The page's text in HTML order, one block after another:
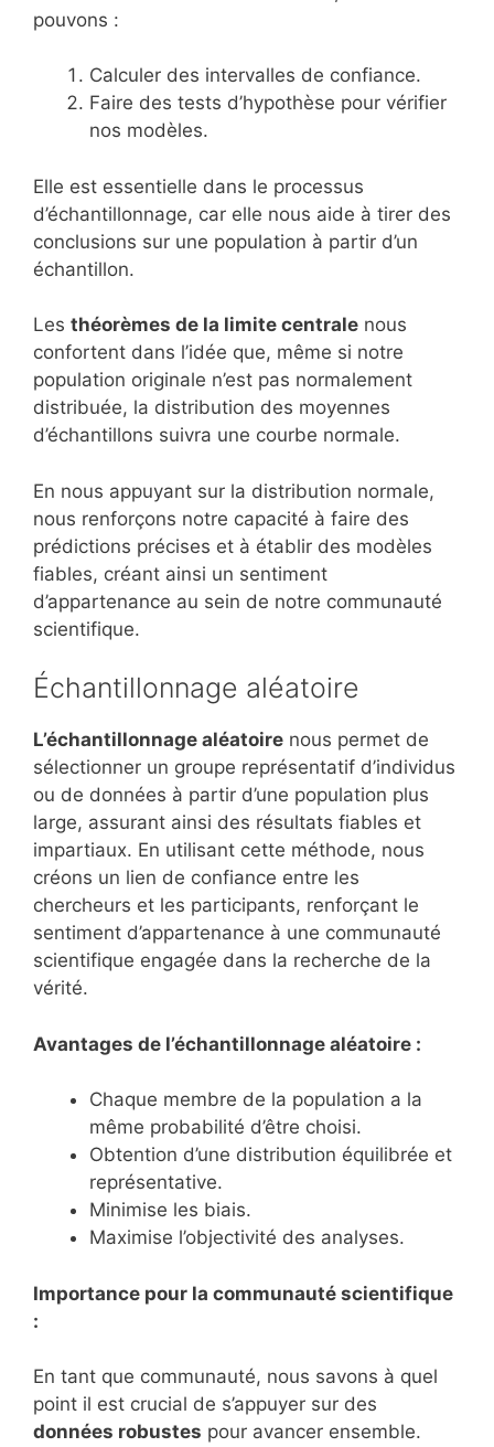
pouvons :
Calculer des intervalles de confiance.
Faire des tests d’hypothèse pour vérifier
nos modèles.
Elle est essentielle dans le processus
d’échantillonnage, car elle nous aide à tirer des
conclusions sur une population à partir d’un
échantillon.
Les théorèmes de la limite centrale nous
confortent dans l’idée que, même si notre
population originale n’est pas normalement
distribuée, la distribution des moyennes
d’échantillons suivra une courbe normale.
En nous appuyant sur la distribution normale,
nous renforçons notre capacité à faire des
prédictions précises et à établir des modèles
fiables, créant ainsi un sentiment
d’appartenance au sein de notre communauté
scientifique.
Échantillonnage aléatoire
L’échantillonnage aléatoire nous permet de
sélectionner un groupe représentatif d’individus
ou de données à partir d’une population plus
large, assurant ainsi des résultats fiables et
impartiaux. En utilisant cette méthode, nous
créons un lien de confiance entre les
chercheurs et les participants, renforçant le
sentiment d’appartenance à une communauté
scientifique engagée dans la recherche de la
vérité.
Avantages de l’échantillonnage aléatoire :
Chaque membre de la population a la
même probabilité d’être choisi.
Obtention d’une distribution équilibrée et
représentative.
Minimise les biais.
Maximise l’objectivité des analyses.
Importance pour la communauté scientifique
:
En tant que communauté, nous savons à quel
point il est crucial de s’appuyer sur des
données robustes pour avancer ensemble.